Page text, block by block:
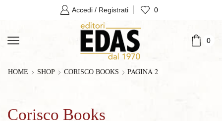
Accedi / Registrati 0
0
HOME SHOP CORISCO BOOKS PAGINA 2
Corisco Books